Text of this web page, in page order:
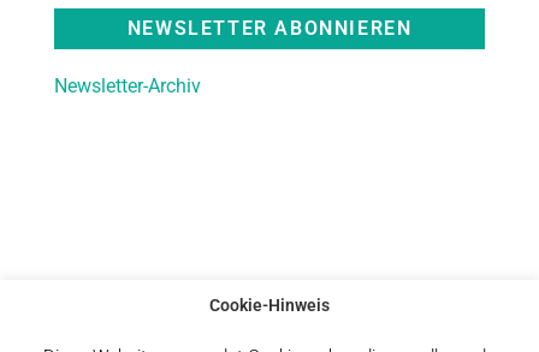
Newsletter-Archiv
Cookie-Hinweis